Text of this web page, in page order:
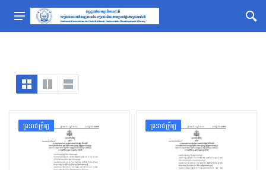
ព្រះរាជក្រឹត្យ ព្រះរាជក្រឹត្យ